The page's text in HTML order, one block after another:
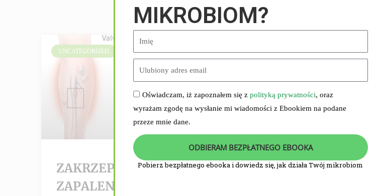
UNCATEGORIZED
ZAKRZEPICA /
ZAPALENIE ŻYŁ
UNCATEGORIZED
PRZEBIEG I WYNIKI
MIKROBIOM?
Oświadczam, iż zapoznałem się z polityką prywatności, oraz
wyrażam zgodę na wysłanie mi wiadomości z Ebookiem na podane
przeze mnie dane.
ODBIERAM BEZPŁATNEGO EBOOKA
Pobierz bezpłatnego ebooka i dowiedz się, jak działa Twój mikrobiom